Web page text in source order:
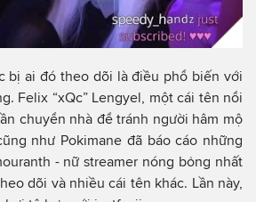
bị ai đó theo dõi là điều phổ biến với
Felix “xQc” Lengyel, một cái tên nổi
chuyển nhà để tránh người hâm mộ
như Pokimane đã báo cáo những
- nữ streamer nóng bỏng nhất
dõi và nhiều cái tên khác. Lần này,